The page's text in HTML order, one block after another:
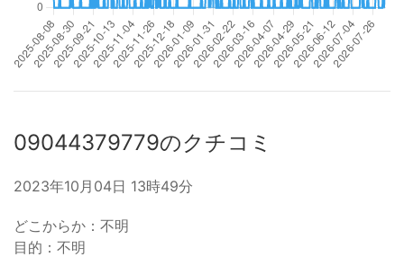
09044379779のクチコミ
2023年10月04日 13時49分
どこからか：不明
目的：不明